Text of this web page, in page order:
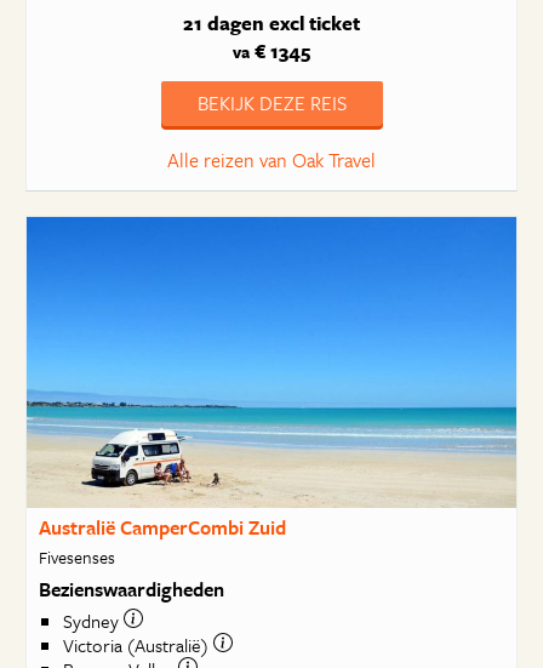
21 dagen excl ticket
va € 1345
BEKIJK DEZE REIS
Alle reizen van Oak Travel
Australië CamperCombi Zuid
Fivesenses
Bezienswaardigheden
Sydney
Victoria (Australië)